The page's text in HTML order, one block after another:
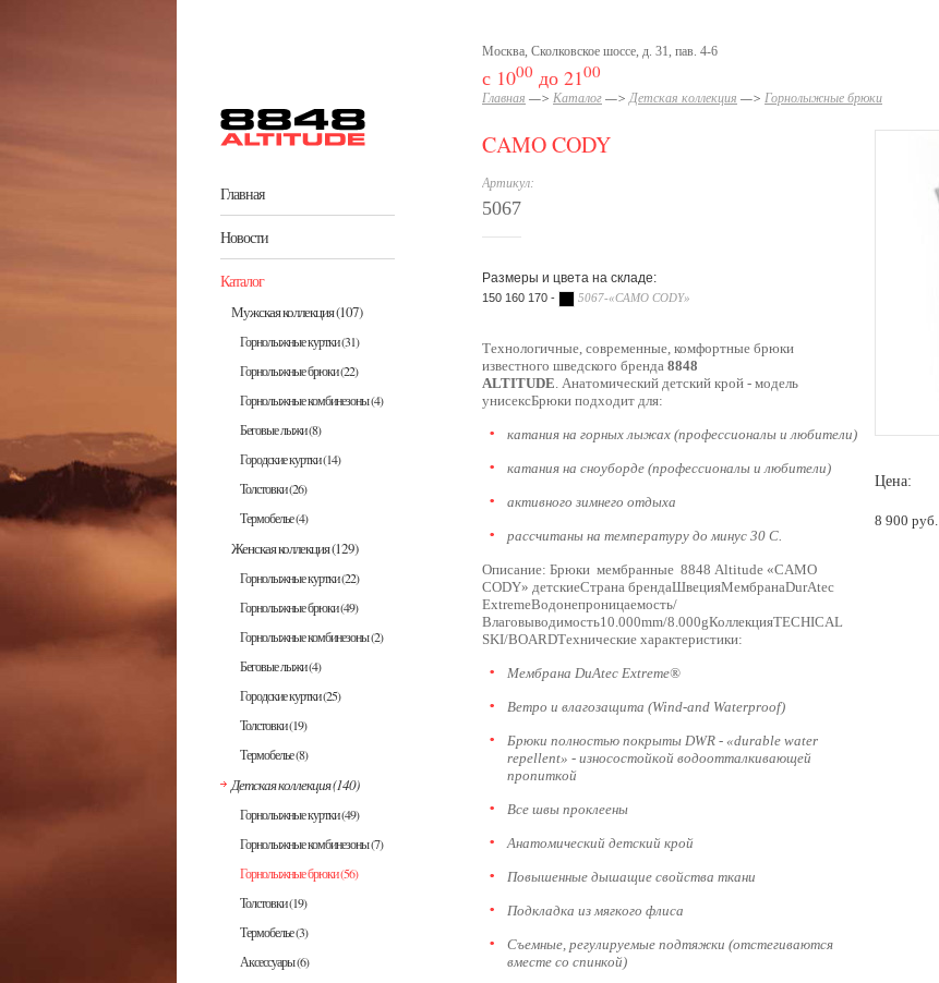
Главная
Новости
Каталог
Мужская коллекция(107)
Горнолыжные куртки(31)
Горнолыжные брюки(22)
Горнолыжные комбинезоны(4)
Беговые лыжи(8)
Городские куртки(14)
Толстовки(26)
Термобелье(4)
Женская коллекция(129)
Горнолыжные куртки(22)
Горнолыжные брюки(49)
Горнолыжные комбинезоны(2)
Беговые лыжи(4)
Городские куртки(25)
Толстовки(19)
Термобелье(8)
Детская коллекция(140)
Горнолыжные куртки(49)
Горнолыжные комбинезоны(7)
Горнолыжные брюки(56)
Толстовки(19)
Термобелье(3)
Аксессуары(6)
Москва, Сколковское шоссе, д. 31, пав. 4-6
с 1000 до 2100
Главная —> Каталог —> Детская коллекция —> Горнолыжные брюки
CAMO CODY
Артикул:
5067
Размеры и цвета на складе:
150 160 170 - 5067-«CAMO CODY»
Технологичные, современные, комфортные брюки
известного шведского бренда 8848
ALTITUDE. Анатомический детский крой - модель
унисексБрюки подходит для:
катания на горных лыжах (профессионалы и любители)
катания на сноуборде (профессионалы и любители)
активного зимнего отдыха
рассчитаны на температуру до минус 30 С.
Описание: Брюки мембранные 8848 Altitude «CAMO
CODY» детскиеСтрана брендаШвецияМембранаDurAtec
ExtremeВодонепроницаемость/
Влаговыводимость10.000mm/8.000gКоллекцияTECHICAL
SKI/BOARDТехнические характеристики:
Мембрана DuAtec Extreme®
Ветро и влагозащита (Wind-and Waterproof)
Брюки полностью покрыты DWR - «durable water
repellent» - износостойкой водоотталкивающей
пропиткой
Все швы проклеены
Анатомический детский крой
Повышенные дышащие свойства ткани
Подкладка из мягкого флиса
Съемные, регулируемые подтяжки (отстегиваются
вместе со спинкой)
Цена:
8 900 руб.